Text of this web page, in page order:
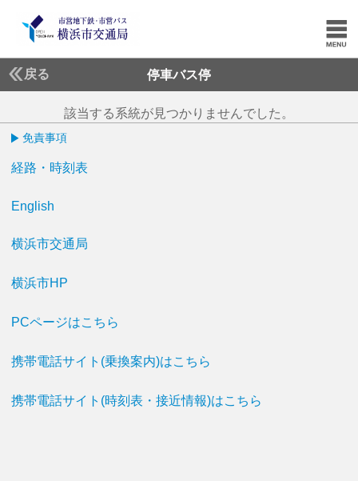
戻る 停車バス停
該当する系統が見つかりませんでした。
免責事項
経路・時刻表
English
横浜市交通局
横浜市HP
PCページはこちら
携帯電話サイト(乗換案内)はこちら
携帯電話サイト(時刻表・接近情報)はこちら